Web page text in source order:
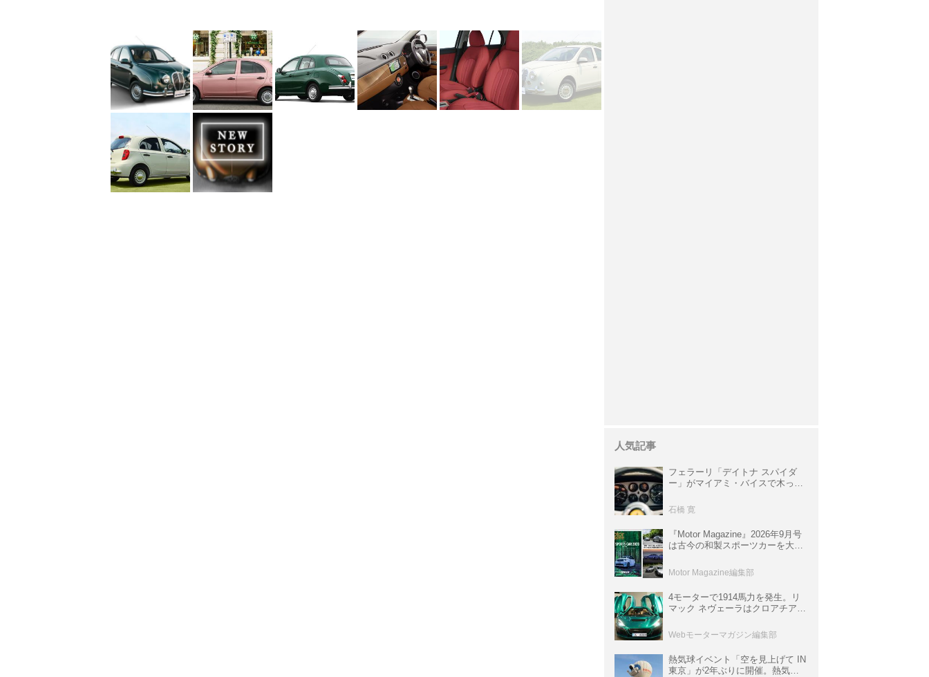
人気記事
フェラーリ「デイトナ スパイダ
ー」がマイアミ・バイスで木っ端
サ」に化けた理由
石橋 寛
『Motor Magazine』2026年9月号
は古今の和製スポーツカーを大特
情報も満載
Motor Magazine編集部
4モーターで1914馬力を発生。リ
マック ネヴェーラはクロアチア発
ロニクル・完全版／115】
Webモーターマガジン編集部
熱気球イベント「空を見上げて IN
東京」が2年ぶりに開催。熱気球